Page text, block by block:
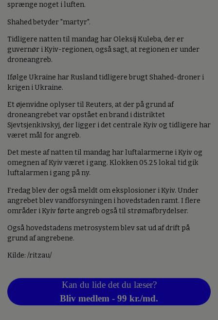
sprænge noget i luften.
Shahed betyder "martyr".
Tidligere natten til mandag har Oleksij Kuleba, der er
guvernør i Kyiv-regionen, også sagt, at regionen er under
droneangreb.
Ifølge Ukraine har Rusland tidligere brugt Shahed-droner i
krigen i Ukraine.
Et øjenvidne oplyser til Reuters, at der på grund af
droneangrebet var opstået en brand i distriktet
Sjevtsjenkivskyj, der ligger i det centrale Kyiv og tidligere har
været mål for angreb.
Det meste af natten til mandag har luftalarmerne i Kyiv og
omegnen af Kyiv været i gang. Klokken 05.25 lokal tid gik
luftalarmen i gang på ny.
Fredag blev der også meldt om eksplosioner i Kyiv. Under
angrebet blev vandforsyningen i hovedstaden ramt. I flere
områder i Kyiv førte angreb også til strømafbrydelser.
Også hovedstadens metrosystem blev sat ud af drift på
grund af angrebene.
Kilde: /ritzau/
Kan du lide det du læser?
Bliv medlem - 99 kr./md.